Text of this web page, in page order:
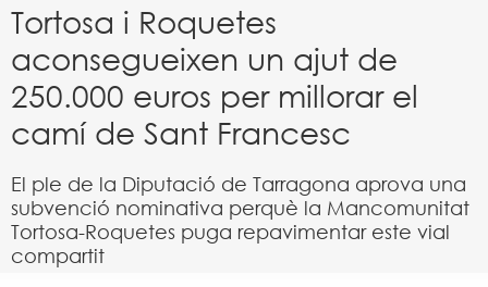
Tortosa i Roquetes
aconsegueixen un ajut de
250.000 euros per millorar el
camí de Sant Francesc
El ple de la Diputació de Tarragona aprova una
subvenció nominativa perquè la Mancomunitat
Tortosa-Roquetes puga repavimentar este vial
compartit